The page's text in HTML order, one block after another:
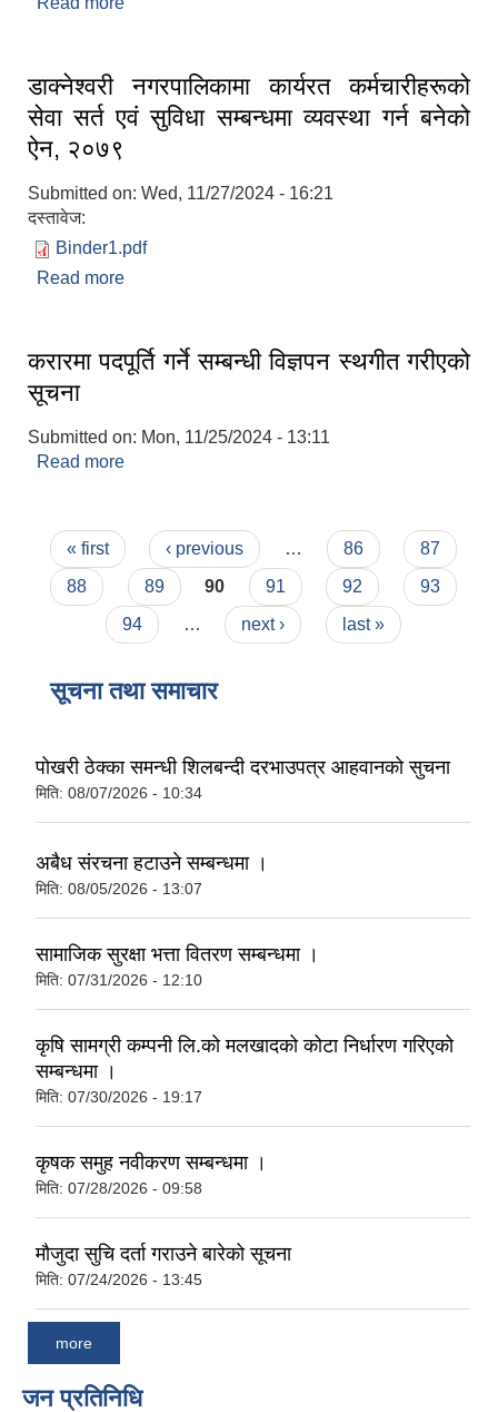
डाक्नेश्वरी नगरपालिकामा कार्यरत कर्मचारीहरूको
सेवा सर्त एवं सुविधा सम्बन्धमा व्यवस्था गर्न बनेको
ऐन, २०७९
Submitted on: Wed, 11/27/2024 - 16:21
दस्तावेज:
Binder1.pdf
Read more
करारमा पदपूर्ति गर्ने सम्बन्धी विज्ञपन स्थगीत गरीएको
सूचना
Submitted on: Mon, 11/25/2024 - 13:11
Read more
Pages
« first ‹ previous … 86
87
88
89 90 91 92
93
94
… next › last »
सूचना तथा समाचार
पोखरी ठेक्का समन्धी शिलबन्दी दरभाउपत्र आहवानकाे सुचना
मिति: 08/07/2026 - 10:34
अबैध संरचना हटाउने सम्बन्धमा ।
मिति: 08/05/2026 - 13:07
सामाजिक सुरक्षा भत्ता वितरण सम्बन्धमा ।
मिति: 07/31/2026 - 12:10
कृषि सामग्री कम्पनी लि.को मलखादको कोटा निर्धारण गरिएको
सम्बन्धमा ।
मिति: 07/30/2026 - 19:17
कृषक समुह नवीकरण सम्बन्धमा ।
मिति: 07/28/2026 - 09:58
मौजुदा सुचि दर्ता गराउने बारेको सूचना
मिति: 07/24/2026 - 13:45
more
जन प्रतिनिधि